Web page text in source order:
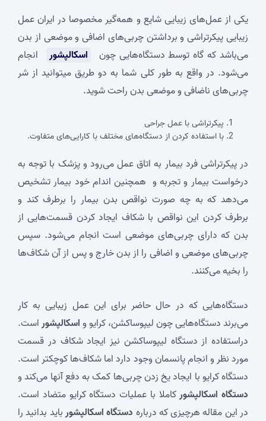
یکی از عمل‌های زیبایی شایع و همه‌گیر مخصوصا در ایران عمل
زیبایی پیکرتراشی و برداشتن چربی‌های اضافی و موضعی از بدن
می‌باشد که گاه توسط دستگاه‌هایی چون
اسکالپشور
انجام
می‌شود. در واقع به طور کلی شما به دو طریق میتوانید از شر
چربی‌های ناضافی و موضعی بدن راحت شوید.
پیکرتراشی با عمل جراحی
با استفاده کردن از دستگاه‌های مختلف با کارایی‌های متفاوت.
در پیکرتراشی فرد بیمار به اتاق عمل می‌رود و پزشک با توجه به
درخواست بیمار و تجربه و همچنین اندام خود بیمار تشخیص
می‌دهد که به چه صورت نواقص بدن بیمار را برطرف کند و
برطرف کردن این نواقص با شکاف ایجاد کردن قسمت‌هایی از
بدن که دارای چربی‌های موضعی است انجام می‌شود. سپس
چربی‌های موضعی و اضافی را از بدن خارج و پس از آن شکاف‌ها
را بخیه می‌کنند‌.
دستگاه‌هایی که در حال حاضر برای این عمل زیبایی به کار
می‌برند دستگاه‌هایی چون لیپوساکشن، کرایو واسکالپشوراست.
دراستفاده از دستگاه لیپوساکشن نیز ایجاد شکاف در قسمت
مورد نظر و انجام پانسمان وجود دارد اما شکاف‌ها کوچکتر است.
دستگاه کرایو با ایجاد یخ زدن چربی‌ها کمک به دفع آنها می‌کند و
دستگاه اسکالپشورکاملا با عملیات دستگاه کرایو متضاد است.
در این مقاله هرچیزی که درباره دستگاه اسکالپشورباید بدانید را